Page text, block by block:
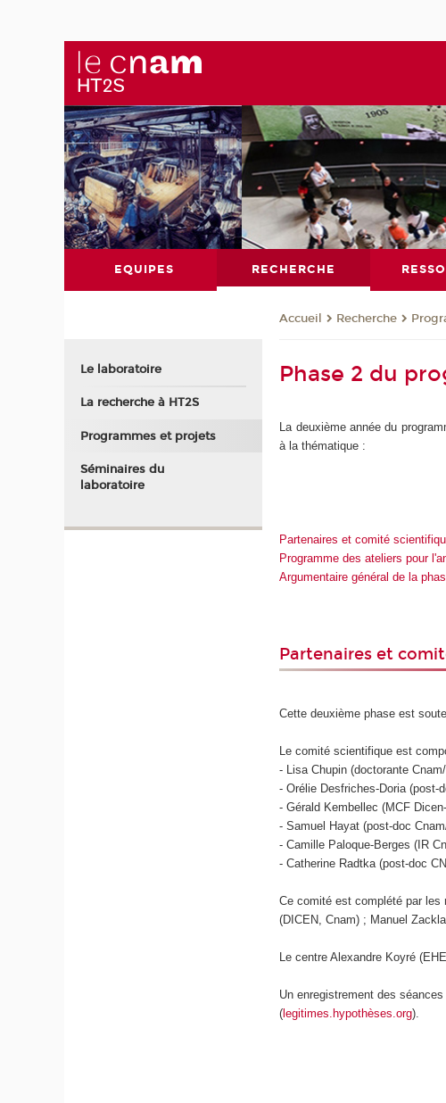
EQUIPES RECHERCHE
Accueil Recherche
Phase 2 du
La deuxième année du
à la thématique :
Partenaires et comité
Programme des ateliers pour
Argumentaire général de la
Partenaires et
Cette deuxième phase est
Le comité scientifique est
- Lisa Chupin (doctorante
- Orélie Desfriches-Doria (post-
- Gérald Kembellec (MCF
- Samuel Hayat (post-doc
- Camille Paloque-Berges (IR
- Catherine Radtka (post-doc
Ce comité est complété par les
(DICEN, Cnam) ; Manuel
Le centre Alexandre Koyré
Un enregistrement des
( legitimes.hypothèses.org).
Le laboratoire
La recherche à HT2S
Programmes et projets
Séminaires du
laboratoire